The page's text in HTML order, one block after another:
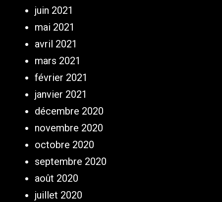
juin 2021
mai 2021
avril 2021
mars 2021
février 2021
janvier 2021
décembre 2020
novembre 2020
octobre 2020
septembre 2020
août 2020
juillet 2020